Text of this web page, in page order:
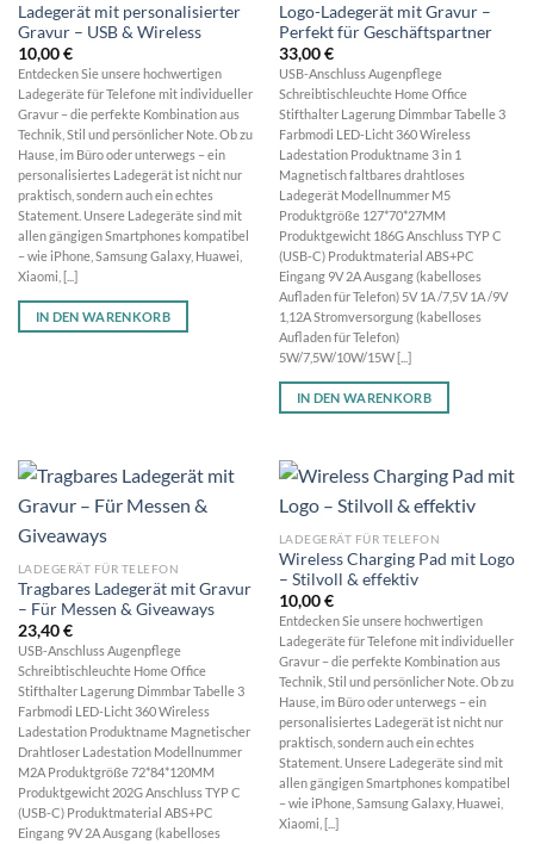
Ladegerät mit personalisierter
Gravur – USB & Wireless
10,00€
Entdecken Sie unsere hochwertigen
Ladegeräte für Telefone mit individueller
Gravur – die perfekte Kombination aus
Technik, Stil und persönlicher Note. Ob zu
Hause, im Büro oder unterwegs – ein
personalisiertes Ladegerät ist nicht nur
praktisch, sondern auch ein echtes
Statement. Unsere Ladegeräte sind mit
allen gängigen Smartphones kompatibel
– wie iPhone, Samsung Galaxy, Huawei,
Xiaomi, [...]
IN DEN WARENKORB
Logo-Ladegerät mit Gravur –
Perfekt für Geschäftspartner
33,00€
USB-Anschluss Augenpflege
Schreibtischleuchte Home Office
Stifthalter Lagerung Dimmbar Tabelle 3
Farbmodi LED-Licht 360 Wireless
Ladestation Produktname 3 in 1
Magnetisch faltbares drahtloses
Ladegerät Modellnummer M5
Produktgröße 127*70*27MM
Produktgewicht 186G Anschluss TYP C
(USB-C) Produktmaterial ABS+PC
Eingang 9V 2A Ausgang (kabelloses
Aufladen für Telefon) 5V 1A /7,5V 1A /9V
1,12A Stromversorgung (kabelloses
Aufladen für Telefon)
5W/7,5W/10W/15W [...]
IN DEN WARENKORB
LADEGERÄT FÜR TELEFON
Tragbares Ladegerät mit Gravur
– Für Messen & Giveaways
23,40€
USB-Anschluss Augenpflege
Schreibtischleuchte Home Office
Stifthalter Lagerung Dimmbar Tabelle 3
Farbmodi LED-Licht 360 Wireless
Ladestation Produktname Magnetischer
Drahtloser Ladestation Modellnummer
M2A Produktgröße 72*84*120MM
Produktgewicht 202G Anschluss TYP C
(USB-C) Produktmaterial ABS+PC
Eingang 9V 2A Ausgang (kabelloses
LADEGERÄT FÜR TELEFON
Wireless Charging Pad mit Logo
– Stilvoll & effektiv
10,00€
Entdecken Sie unsere hochwertigen
Ladegeräte für Telefone mit individueller
Gravur – die perfekte Kombination aus
Technik, Stil und persönlicher Note. Ob zu
Hause, im Büro oder unterwegs – ein
personalisiertes Ladegerät ist nicht nur
praktisch, sondern auch ein echtes
Statement. Unsere Ladegeräte sind mit
allen gängigen Smartphones kompatibel
– wie iPhone, Samsung Galaxy, Huawei,
Xiaomi, [...]